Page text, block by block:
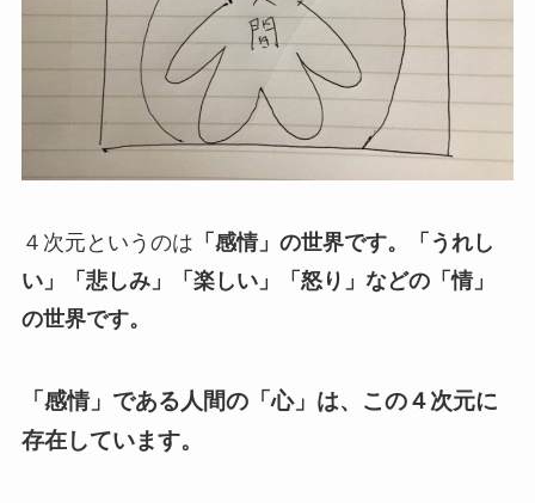
４次元というのは 「感情」の世界です。「うれし
い」「悲しみ」「楽しい」「怒り」などの「情」
の世界です。
「感情」である人間の「心」は、この４次元に
存在しています。